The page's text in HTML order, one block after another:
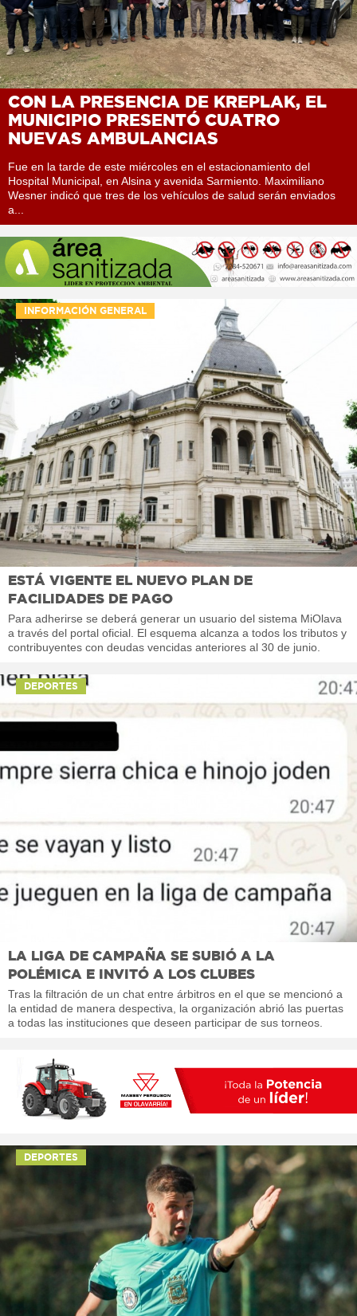
CON LA PRESENCIA DE KREPLAK, EL
MUNICIPIO PRESENTÓ CUATRO
NUEVAS AMBULANCIAS
Fue en la tarde de este miércoles en el estacionamiento del
Hospital Municipal, en Alsina y avenida Sarmiento. Maximiliano
Wesner indicó que tres de los vehículos de salud serán enviados
a...
INFORMACIÓN GENERAL
ESTÁ VIGENTE EL NUEVO PLAN DE
FACILIDADES DE PAGO
Para adherirse se deberá generar un usuario del sistema MiOlava
a través del portal oficial. El esquema alcanza a todos los tributos y
contribuyentes con deudas vencidas anteriores al 30 de junio.
DEPORTES
LA LIGA DE CAMPAÑA SE SUBIÓ A LA
POLÉMICA E INVITÓ A LOS CLUBES
Tras la filtración de un chat entre árbitros en el que se mencionó a
la entidad de manera despectiva, la organización abrió las puertas
a todas las instituciones que deseen participar de sus torneos.
DEPORTES